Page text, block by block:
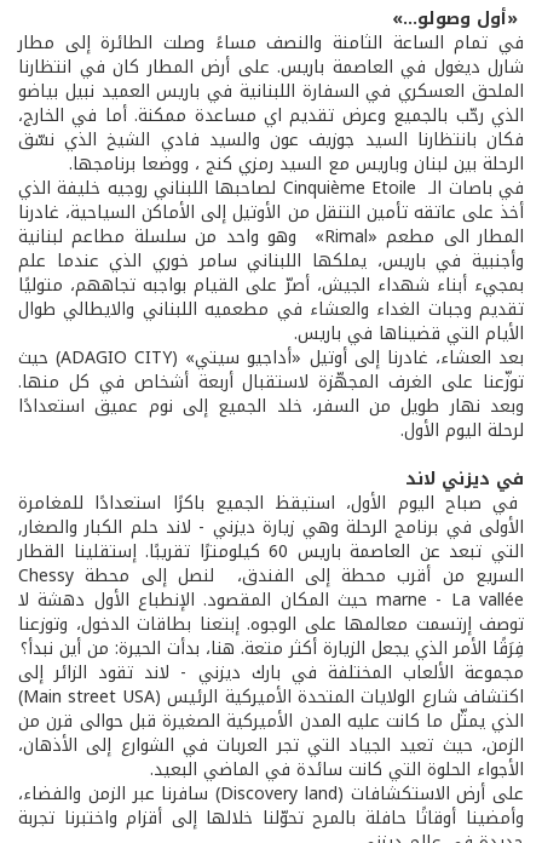
«أول وصولو...»
في تمام الساعة الثامنة والنصف مساءً وصلت الطائرة إلى مطار
شارل ديغول في العاصمة باريس. على أرض المطار كان في انتظارنا
الملحق العسكري في السفارة اللبنانية في باريس العميد نبيل بياضو
الذي رحّب بالجميع وعرض تقديم اي مساعدة ممكنة. أما في الخارج،
فكان بانتظارنا السيد جوزيف عون والسيد فادي الشيخ الذي نسّق
الرحلة بين لبنان وباريس مع السيد رمزي كنج ، ووضعا برنامجها.
في باصات الـ Cinquième Etoile لصاحبها اللبناني روجيه خليفة الذي
أخذ على عاتقه تأمين التنقل من الأوتيل إلى الأماكن السياحية، غادرنا
المطار الى مطعم «Rimal» وهو واحد من سلسلة مطاعم لبنانية
وأجنبية في باريس، يملكها اللبناني سامر خوري الذي عندما علم
بمجيء أبناء شهداء الجيش، أصرّ على القيام بواجبه تجاههم، متوليًا
تقديم وجبات الغداء والعشاء في مطعميه اللبناني والايطالي طوال
الأيام التي قضيناها في باريس.
بعد العشاء، غادرنا إلى أوتيل «أداجيو سيتي» (ADAGIO CITY) حيث
توزّعنا على الغرف المجهّزة لاستقبال أربعة أشخاص في كل منها.
وبعد نهار طويل من السفر، خلد الجميع إلى نوم عميق استعدادًا
لرحلة اليوم الأول.
في ديزني لاند
في صباح اليوم الأول، استيقظ الجميع باكرًا استعدادًا للمغامرة
الأولى في برنامج الرحلة وهي زيارة ديزني - لاند حلم الكبار والصغار,
التي تبعد عن العاصمة باريس 60 كيلومترًا تقريبًا. إستقلينا القطار
السريع من أقرب محطة إلى الفندق، لنصل إلى محطة Chessy
marne - La vallée حيث المكان المقصود. الإنطباع الأول دهشة لا
توصف إرتسمت معالمها على الوجوه. إبتعنا بطاقات الدخول، وتوزعنا
فِرَقًا الأمر الذي يجعل الزيارة أكثر متعة. هنا، بدأت الحيرة: من أين نبدأ؟
مجموعة الألعاب المختلفة في بارك ديزني - لاند تقود الزائر إلى
اكتشاف شارع الولايات المتحدة الأميركية الرئيس (Main street USA)
الذي يمثّل ما كانت عليه المدن الأميركية الصغيرة قبل حوالى قرن من
الزمن، حيث تعيد الجياد التي تجر العربات في الشوارع إلى الأذهان،
الأجواء الحلوة التي كانت سائدة في الماضي البعيد.
على أرض الاستكشافات (Discovery land) سافرنا عبر الزمن والفضاء،
وأمضينا أوقاتًا حافلة بالمرح تحوّلنا خلالها إلى أقزام واختبرنا تجربة